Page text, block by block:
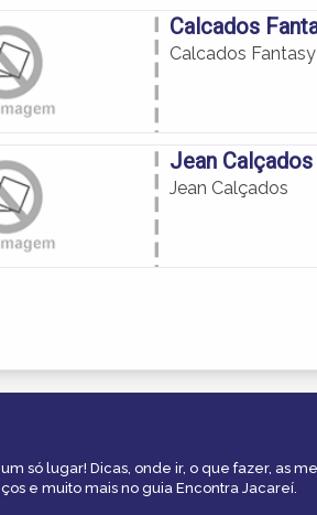
Calcados
Calcados Fantasy
Jean Calçados
Jean Calçados
só lugar! Dicas, onde ir, o que fazer, as
e muito mais no guia Encontra Jacareí.